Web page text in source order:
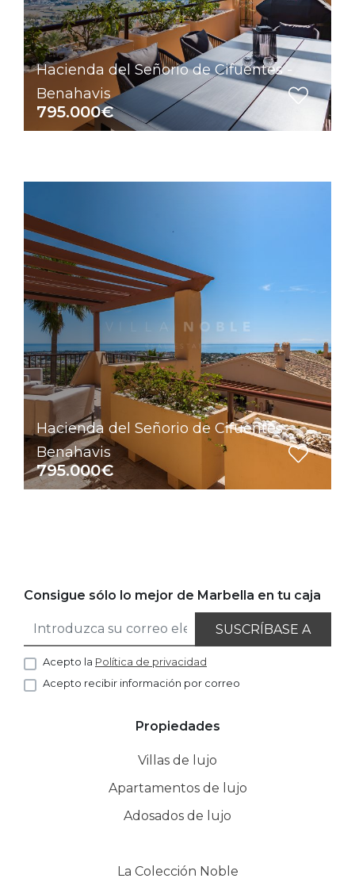
Hacienda del Señorio de Cifuentes -
Benahavis
795.000€
Hacienda del Señorio de Cifuentes -
Benahavis
795.000€
Consigue sólo lo mejor de Marbella en tu caja
SUSCRÍBASE A
Acepto la Política de privacidad
Acepto recibir información por correo
Propiedades
Villas de lujo
Apartamentos de lujo
Adosados de lujo
La Colección Noble